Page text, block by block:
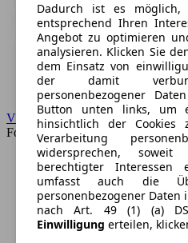
VW
Forum
Dadurch ist es möglich,
entsprechend Ihren
Angebot zu optimieren
analysieren. Klicken Sie
dem Einsatz von
der damit
personenbezogener
Button unten links, um
hinsichtlich der
Verarbeitung
widersprechen,
berechtigter Interessen
umfasst auch die
personenbezogener Daten
nach Art. 49 (1) (a)
Einwilligung erteilen,